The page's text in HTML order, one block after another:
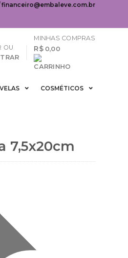
OU
MINHAS COMPRAS
R$ 0,00
VELAS COSMÉTICOS
7,5x20cm